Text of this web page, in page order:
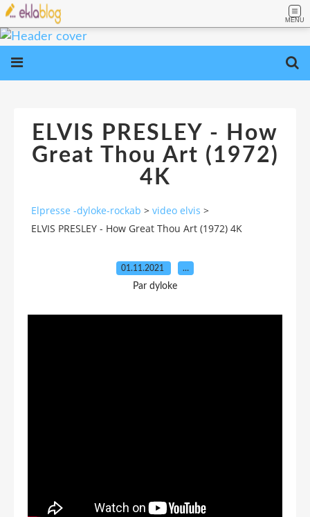
MENU
ELVIS PRESLEY - How
Great Thou Art (1972)
4K
Elpresse -dyloke-rockab > video elvis >
ELVIS PRESLEY - How Great Thou Art (1972) 4K
01.11.2021 …
Par dyloke